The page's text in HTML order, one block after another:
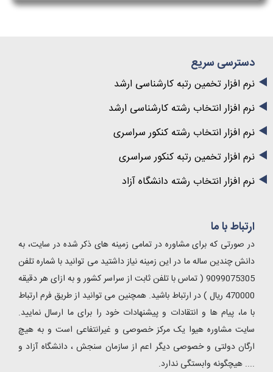
دسترسی سریع
نرم افزار تخمین رتبه کارشناسی ارشد
نرم افزار انتخاب رشته کارشناسی ارشد
نرم افزار انتخاب رشته کنکور سراسری
نرم افزار تخمین رتبه کنکور سراسری
نرم افزار انتخاب رشته دانشگاه آزاد
ارتباط با ما
در صورتی که برای مشاوره در تمامی زمینه های ذکر شده در سایت، به
دانش چندین ساله ما در این زمینه نیاز داشتید می توانید با شماره تلفن
9099075305 ( تماس با تلفن ثابت از سراسر کشور و به ازای هر دقیقه
470000 ریال ) در ارتباط باشید. همچنین می توانید از طریق فرم ارتباط
با ما، پیام ها و انتقادات و پیشنهادات خود را برای ما ارسال نمایید.
سایت مشاوره هیوا یک مرکز خصوصی و غیرانتفاعی است و به هیچ
ارگان دولتی و خصوصی دیگر اعم از سازمان سنجش ، دانشگاه آزاد و
.... هیچگونه وابستگی ندارد.